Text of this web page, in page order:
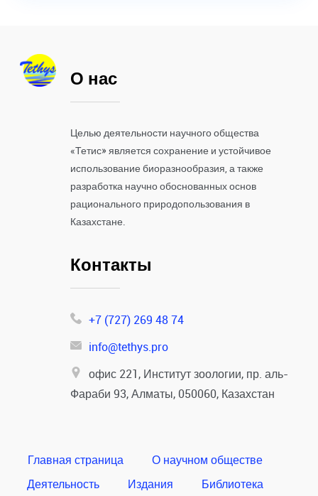
О нас
Целью деятельности научного общества
«Тетис» является сохранение и устойчивое
использование биоразнообразия, а также
разработка научно обоснованных основ
рационального природопользования в
Казахстане.
Контакты
+7 (727) 269 48 74
info@tethys.pro
офис 221, Институт зоологии, пр. аль-
Фараби 93, Алматы, 050060, Казахстан
Главная страница
О научном обществе
Деятельность
Издания Библиотека